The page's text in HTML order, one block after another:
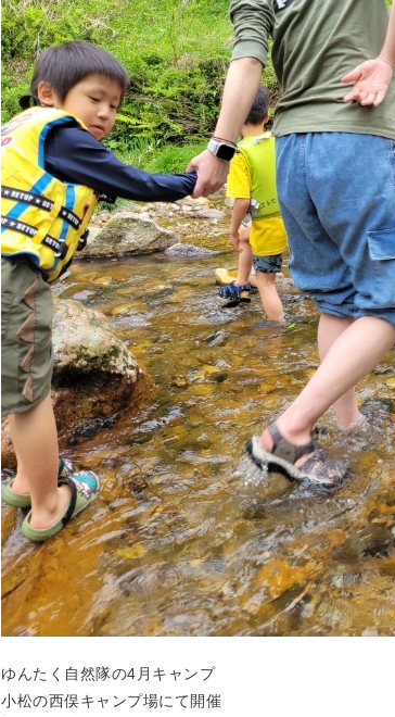
ゆんたく自然隊の4月キャンプ
小松の西俣キャンプ場にて開催